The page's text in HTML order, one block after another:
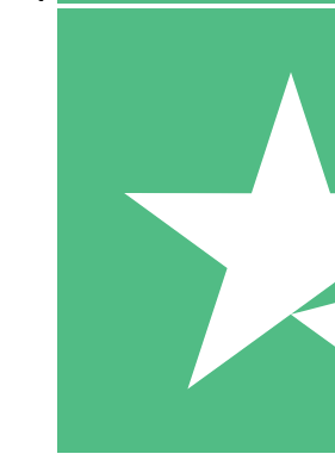
10 Downloads
20 00